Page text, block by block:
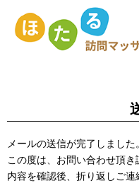
メールの送信が完了しました。
この度は、お問い合わせ頂き
内容を確認後、折り返しご連